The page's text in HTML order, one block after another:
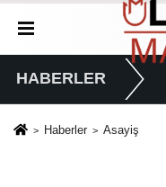
HABERLER
Haberler Asayiş